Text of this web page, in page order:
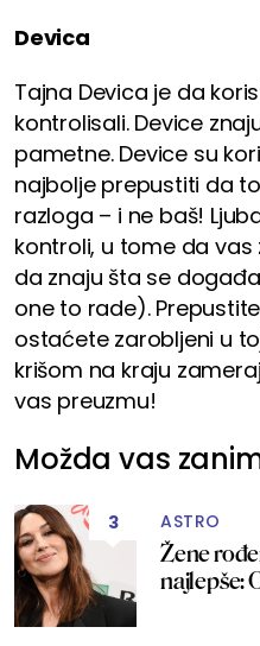
Devica
Tajna Devica je da
kontrolisali. Device
pametne. Device su
najbolje prepustiti da
razloga – i ne baš!
kontroli, u tome da
da znaju šta se
one to rade).
ostaćete zarobljeni u
krišom na kraju
vas preuzmu!
Možda vas
3 ASTRO
Žene
najlepše: